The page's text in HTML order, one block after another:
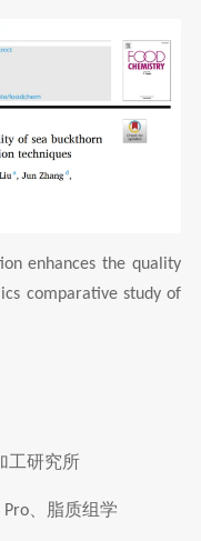
enhances the quality
comparative study of
工研究所
Pro、脂质组学